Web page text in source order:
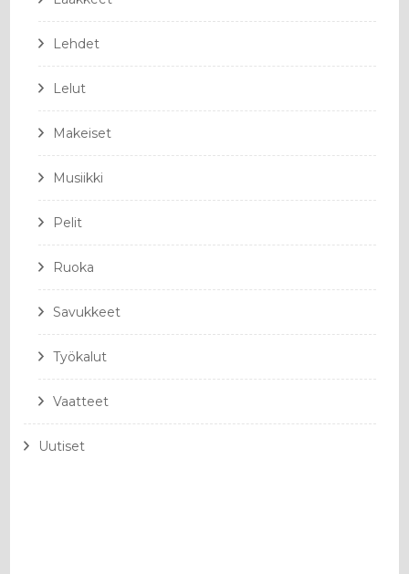
Lehdet
Lelut
Makeiset
Musiikki
Pelit
Ruoka
Savukkeet
Työkalut
Vaatteet
Uutiset